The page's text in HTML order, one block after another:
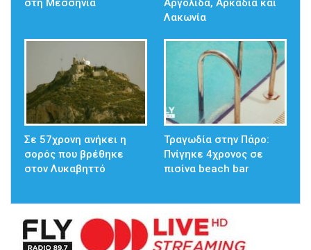
στη Μεσσηνία
Αργολίδα, Αρκαδία και
Λακωνία
Σε 57χρονη ανήκει η
σορός που βρέθηκε
στον Λυκαβηττό
Τραγωδία στην Πάρο:
Πνίγηκε 4χρονος σε
πισίνα beach bar